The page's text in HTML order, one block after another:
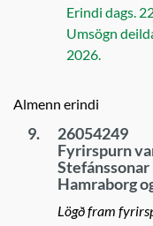
Erindi dags.
Umsögn
2026.
Almenn erindi
9.
26054249
Fyrirspurn
Hamraborg
Lögð fram